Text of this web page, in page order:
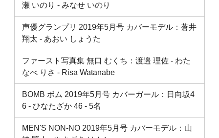
瀬 いのり ‐ みなせ いのり
声優グランプリ 2019年5月号 カバーモデル：蒼井
翔太 ‐ あおい しょうた
ファースト写真集 無口 むくち：渡邉 理佐 ‐ わた
なべ りさ ‐ Risa Watanabe
BOMB ボム 2019年5月号 カバーガール：日向坂4
6 ‐ ひなたざか 46 ‐ 5名
MEN'S NON-NO 2019年5月号 カバーモデル：山